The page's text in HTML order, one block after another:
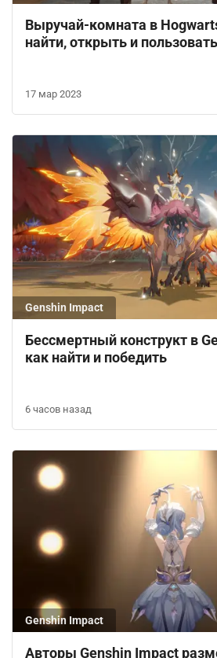
Выручай-комната в
найти, открыть и
17 мар 2023
Genshin Impact
Бессмертный конструкт в
как найти и победить
6 часов назад
Genshin Impact
Авторы Genshin Impact